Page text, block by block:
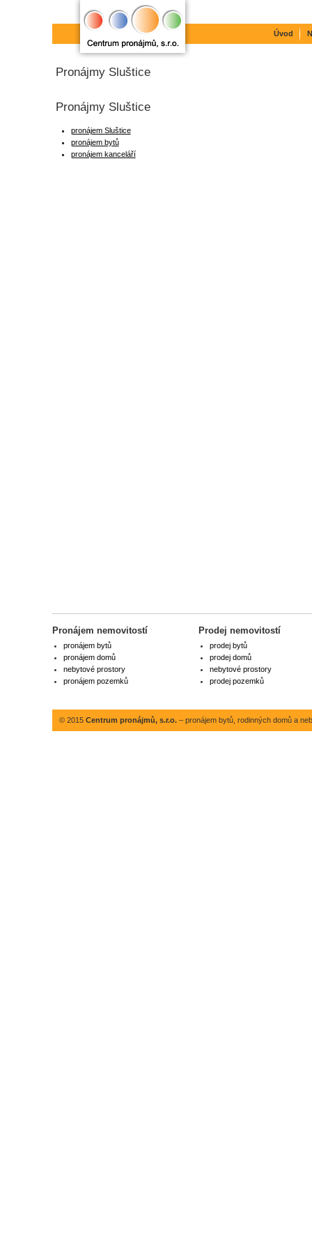
Pronájmy Sluštice
Pronájmy Sluštice
pronájem Sluštice
pronájem bytů
pronájem kanceláří
Úvod
Pronájem nemovitostí
pronájem bytů
pronájem domů
nebytové prostory
pronájem pozemků
Prodej nemovitostí
prodej bytů
prodej domů
nebytové prostory
prodej pozemků
© 2015 Centrum pronájmů, s.r.o.– pronájem bytů, rodinných domů a